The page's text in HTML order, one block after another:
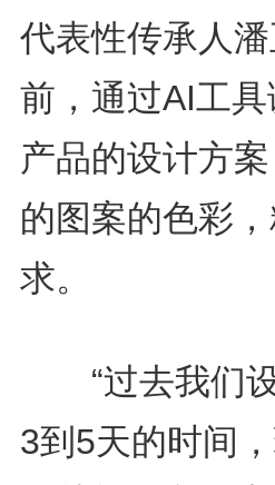
代表性传承人
前，通过AI工
产品的设计方
的图案的色彩
求。
“过去我们设
3到5天的时间